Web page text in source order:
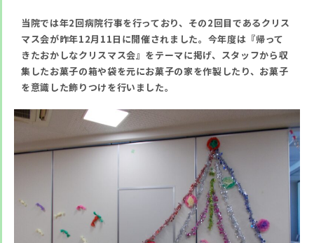
当院では年2回病院行事を行っており、その2回目であるクリス
マス会が昨年12月11日に開催されました。今年度は『帰って
きたおかしなクリスマス会』をテーマに掲げ、スタッフから収
集したお菓子の箱や袋を元にお菓子の家を作製したり、お菓子
を意識した飾りつけを行いました。